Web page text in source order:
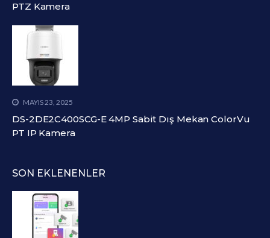
PTZ Kamera
MAYIS 23, 2025
DS-2DE2C400SCG-E 4MP Sabit Dış Mekan ColorVu
PT IP Kamera
SON EKLENENLER